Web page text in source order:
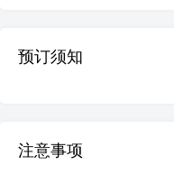
预订须知
注意事项